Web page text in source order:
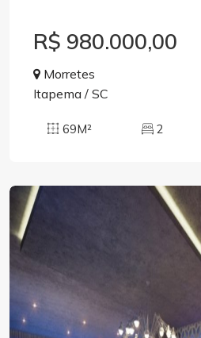
R$ 980.000,00
Morretes
Itapema / SC
69M² 2